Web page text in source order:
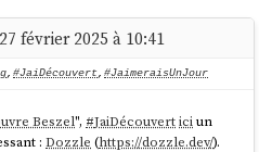
février 2025 à 10:41
, #JaiDécouvert, #JaimeraisUnJour
Beszel", #JaiDécouvert iciun
:Dozzle (https://dozzle.dev/).